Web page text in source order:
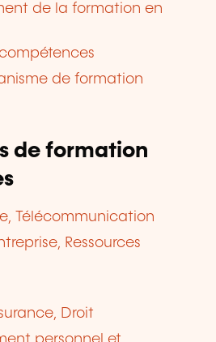
de la formation en
de formation
de formation
Télécommunication
Ressources
Droit